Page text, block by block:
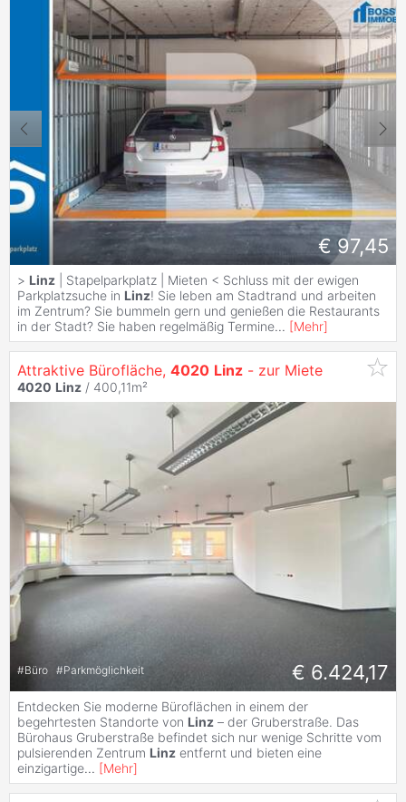
€ 97,45
> Linz | Stapelparkplatz | Mieten < Schluss mit der ewigen
Parkplatzsuche in Linz! Sie leben am Stadtrand und arbeiten
im Zentrum? Sie bummeln gern und genießen die Restaurants
in der Stadt? Sie haben regelmäßig Termine... [Mehr]
Attraktive Bürofläche, 4020 Linz - zur Miete
4020 Linz / 400,11m²
#Büro #Parkmöglichkeit € 6.424,17
Entdecken Sie moderne Büroflächen in einem der
begehrtesten Standorte von Linz – der Gruberstraße. Das
Bürohaus Gruberstraße befindet sich nur wenige Schritte vom
pulsierenden Zentrum Linz entfernt und bieten eine
einzigartige... [Mehr]